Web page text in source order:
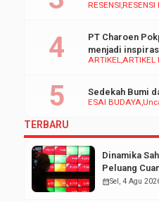
RESENSI RESENSI
ARTIKELARTIKEL
PT Charoen
menjadi
ESAI BUDAYA
Sedekah Bumi
TERBARU
Dinamika
Peluang
Pasar Modal
calendar_monthSel, 4 Agu